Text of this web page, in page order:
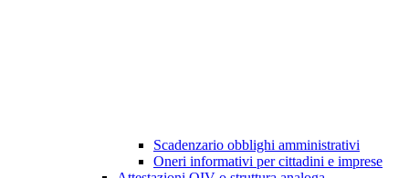
Scadenzario obblighi amministrativi
Oneri informativi per cittadini e imprese